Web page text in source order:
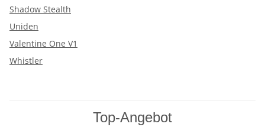
Shadow Stealth
Uniden
Valentine One V1
Whistler
Top-Angebot